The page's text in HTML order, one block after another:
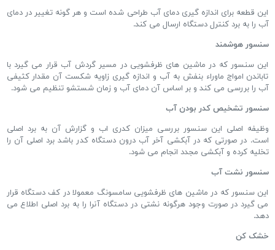
این قطعه برای اندازه گیری دمای آب طراحی شده است و هر گونه تغییر در دمای
آب را به برد کنترل دستگاه ارسال می کند.
سنسور هوشمند
این سنسور که در ماشین های ظرفشویی در مسیر گردش آب قرار می گیرد با
تاباندن امواج ماوراء بنفش به آب و اندازه گیری زاویه شکست آن مقدار کثیفی
آب را بررسی می کند و بر اساس آن دمای آب و زمان شستشو تنظیم می شود.
سنسور تشخیص کدر بودن آب
وظیفه اصلی این سنسور بررسی میزان کدری اب و گزارش آن به برد اصلی
است. در صورتی که در آبکشی آخر آب درون دستگاه کدر باشد برد اصلی آن را
تخلیه کرده و آبکشی مجدد انجام می شود.
سنسور نشت آب
این سنسور که در ماشین های ظرفشویی سامسونگ معمولا در کف دستگاه قرار
می گیرد در صورت وجود هرگونه نشتی در دستگاه آنرا را به برد اصلی اطلاع می
دهد.
خشک کن